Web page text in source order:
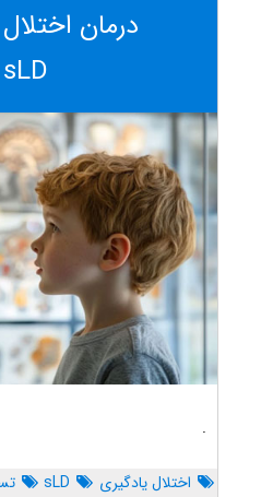
درمان
sLD
.
اختلال یادگیری sLD